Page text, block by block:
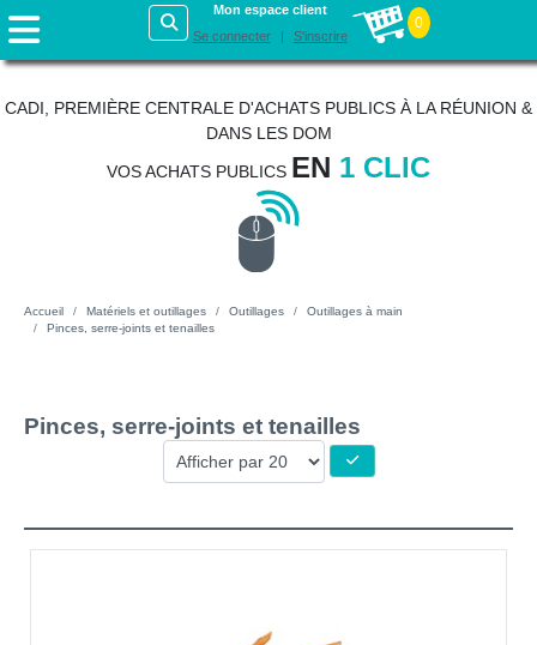
Mon espace client
Se connecter
S'inscrire
0
CADI, PREMIÈRE CENTRALE D'ACHATS PUBLICS À LA RÉUNION &
DANS LES DOM
VOS ACHATS PUBLICS EN 1 CLIC
Accueil Matériels et outillages Outillages
Outillages à main
Pinces, serre-joints et tenailles
Pinces, serre-joints et tenailles